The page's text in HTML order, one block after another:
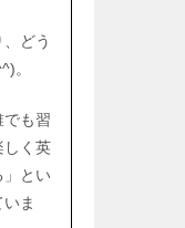
どう
。
でも習
しく英
とい
ま